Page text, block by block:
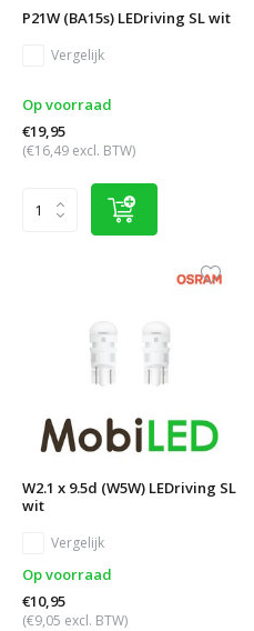
P21W (BA15s) LEDriving SL wit
Vergelijk
Op voorraad
€19,95
(€16,49 excl. BTW)
W2.1 x 9.5d (W5W) LEDriving SL
wit
Vergelijk
Op voorraad
€10,95
(€9,05 excl. BTW)